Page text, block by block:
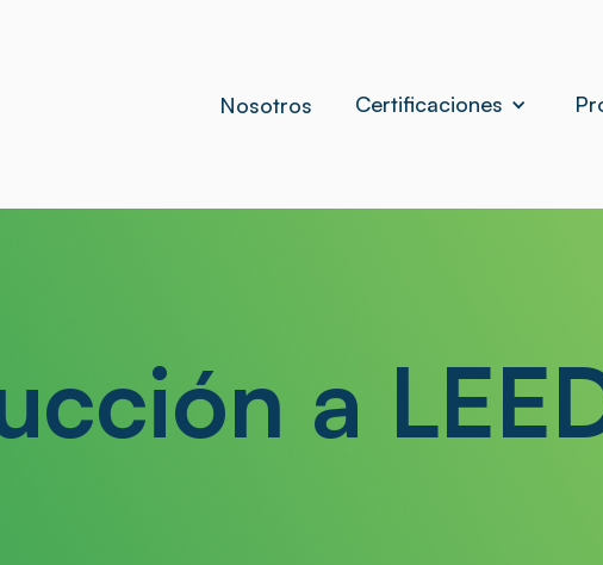
Nosotros Certificaciones
a